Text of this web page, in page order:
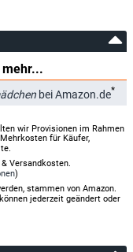
mehr...
bei Amazon.de*
wir Provisionen im Rahmen
für Käufer,
Versandkosten.
)
stammen von Amazon.
jederzeit geändert oder